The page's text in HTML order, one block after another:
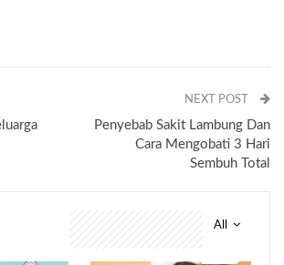
NEXT POST
Penyebab Sakit Lambung Dan
Cara Mengobati 3 Hari
Sembuh Total
All